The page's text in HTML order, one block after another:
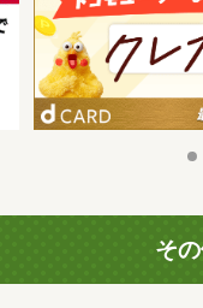
そ